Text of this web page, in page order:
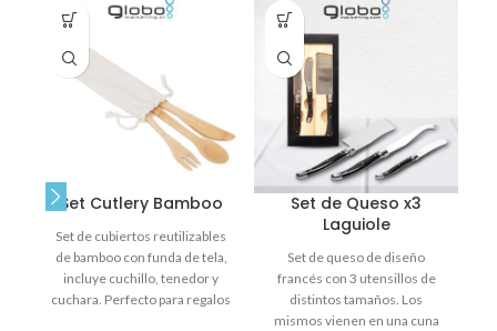
Set Cutlery Bamboo
Set de cubiertos reutilizables
de bamboo con funda de tela,
incluye cuchillo, tenedor y
cuchara. Perfecto para regalos
Set de Queso x3
Laguiole
Set de queso de diseño
francés con 3 utensillos de
distintos tamaños. Los
mismos vienen en una cuna